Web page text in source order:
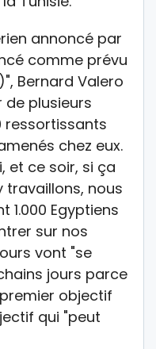
annoncé par
comme prévu
Bernard Valero
de plusieurs
ressortissants
chez eux.
et ce soir, si ça
travaillons, nous
1.000 Egyptiens
sur nos
vont "se
jours parce
objectif
qui "peut